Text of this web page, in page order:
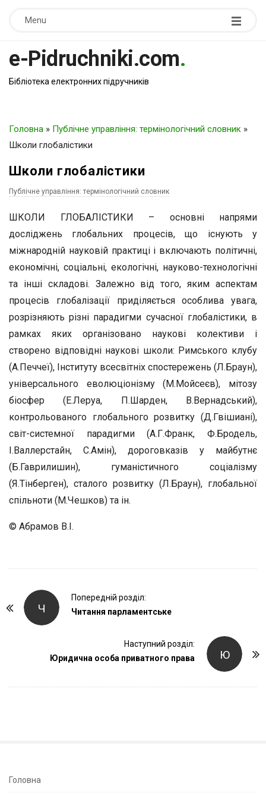
Menu
e-Pidruchniki.com.
Бібліотека електронних підручників
Головна » Публічне управління: термінологічний словник »
Школи глобалістики
Школи глобалістики
Публічне управління: термінологічний словник
ШКОЛИ ГЛОБАЛІСТИКИ – основні напрями
досліджень глобальних процесів, що існують у
міжнародній науковій практиці і включають політичні,
економічні, соціальні, екологічні, науково-технологічні
та інші складові. Залежно від того, яким аспектам
процесів глобалізації приділяється особлива увага,
розрізняють різні парадигми сучасної глобалістики, в
рамках яких організовано наукові колективи і
створено відповідні наукові школи: Римського клубу
(А.Печчеї), Інституту всесвітніх спостережень (Л.Браун),
універсального еволюціонізму (М.Мойсеєв), мітозу
біосфер (Е.Леруа, П.Шарден, В.Вернадський),
контрольованого глобального розвитку (Д.Гвішиані),
світ-системної парадигми (А.Г.Франк, Ф.Бродель,
І.Валлерстайн, С.Амін), дороговказів у майбутнє
(Б.Гаврилишин), гуманістичного соціалізму
(Я.Тінберген), сталого розвитку (Л.Браун), глобальної
спільноти (М.Чешков) та ін.
© Абрамов В.І.
Ч
Попередній розділ:
Читання парламентське
Ю
Наступний розділ:
Юридична особа приватного права
S
Головна